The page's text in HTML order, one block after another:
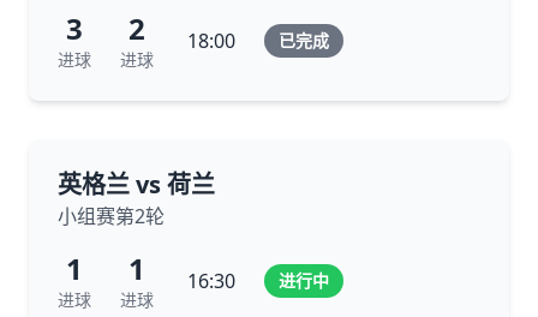
3
进球
2
进球
18:00 已完成
英格兰 vs 荷兰
小组赛第2轮
1
进球
1
进球
16:30 进行中